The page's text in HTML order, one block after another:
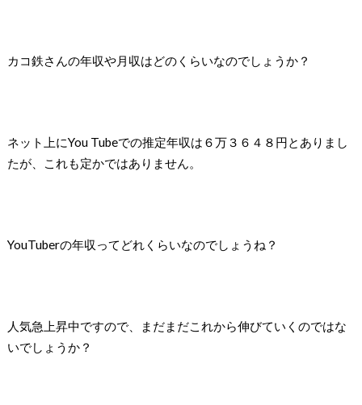
カコ鉄さんの年収や月収はどのくらいなのでしょうか？
ネット上にYou Tubeでの推定年収は６万３６４８円とありまし
たが、これも定かではありません。
YouTuberの年収ってどれくらいなのでしょうね？
人気急上昇中ですので、まだまだこれから伸びていくのではな
いでしょうか？